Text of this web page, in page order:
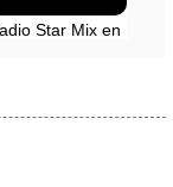
Star Mix en